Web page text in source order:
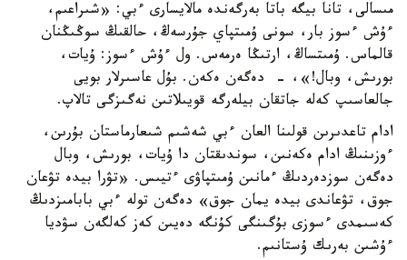
مىسالى، تانا بيگە باتا بەرگەندە مالايسارى ءبي: «شىراعىم،
ءۇش ءسوز بار، سونى ۇمىتپاي جۇرسەڭ، حالقىڭ سوڭىڭنان
قالماس. ۇمىتساڭ، ارتىڭا ەرمەس. ول ءۇش ءسوز: ۇيات،
بورىش، وبال!»، - دەگەن ەكەن. بۇل عاسىرلار بويى
جالعاسىپ كەلە جاتقان بيلەرگە قويىلاتىن نەگىزگى تالاپ.
ادام تاعدىرىن قولىنا العان ءبي شەشىم شىعارماستان بۇرىن،
ءوزىنىڭ ادام ەكەنىن، سوندىقتان دا ۇيات، بورىش، وبال
دەگەن سوزدەردىڭ ءمانىن ۇمىتپاۋى ءتيىس. «تۋرا بيدە تۋعان
جوق، تۋعاندى بيدە يمان جوق» دەگەن تولە ءبي بابامىزدىڭ
كەسىمدى ءسوزى بۇگىنگى كۇنگە دەيىن كەز كەلگەن سۋديا
ءۇشىن بەرىك ۇستانىم.